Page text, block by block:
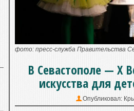
фото: пресс-служба Правительства
В Севастополе — X
искусства для
Опубликовал: